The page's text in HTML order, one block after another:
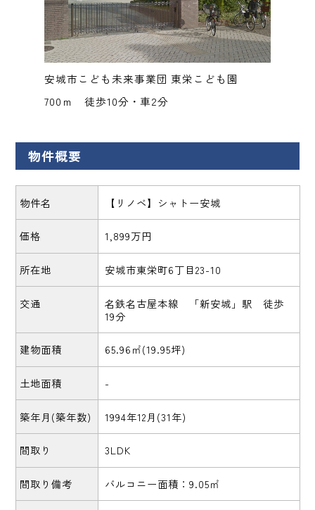
安城市こども未来事業団 東栄こども園
700ｍ 徒歩10分・車2分
物件概要
物件名 【リノベ】シャトー安城
価格 1,899万円
所在地 安城市東栄町6丁目23-10
交通
名鉄名古屋本線 「新安城」駅 徒歩
19分
建物面積 65.96㎡(19.95坪)
土地面積 -
築年月(築年数) 1994年12月(31年)
間取り 3LDK
間取り備考 バルコニー面積：9.05㎡